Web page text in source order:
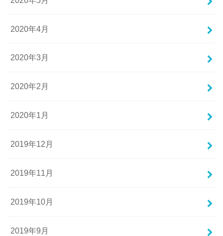
2020年4月
2020年3月
2020年2月
2020年1月
2019年12月
2019年11月
2019年10月
2019年9月